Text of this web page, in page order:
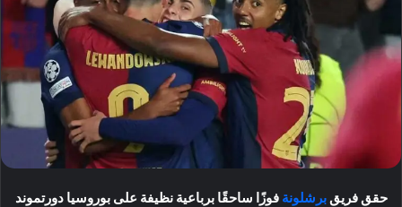
حقق فريقبرشلونة فوزًا ساحقًا برباعية نظيفة على بوروسيا دورتموند